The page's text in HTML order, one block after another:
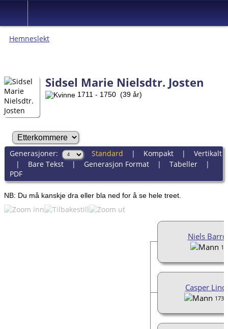
Hemneslekt
Sidsel Marie Nielsdtr. Josten
1711 - 1750 (39 år)
Generasjoner: Standard | Kompakt| Vertikalt
| Bare Tekst| Generasjon Format| Tabeller|
PDF
NB: Du må kanskje dra eller bla ned for å se hele treet.
Niels
Casper